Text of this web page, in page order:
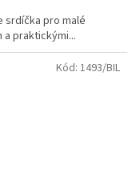
srdíčka pro malé
praktickými...
Kód: 1493/BIL